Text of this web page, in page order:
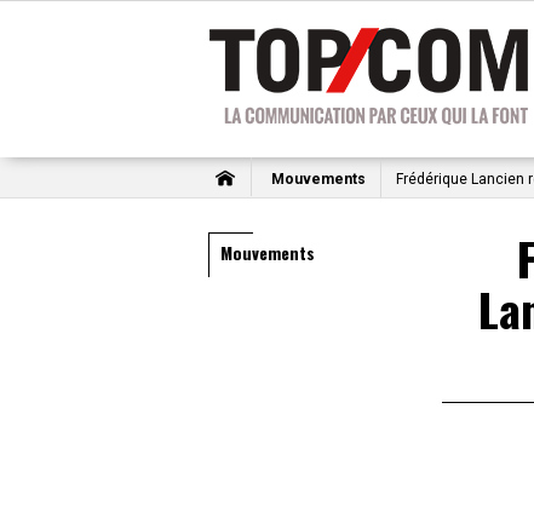
Mouvements Frédérique Lancien
Mouvements